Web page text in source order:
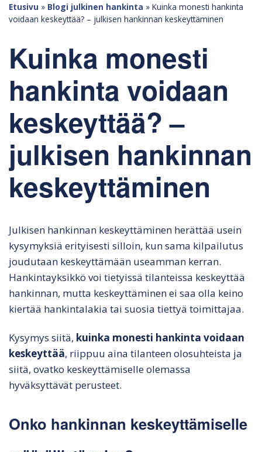
Etusivu » Blogi julkinen hankinta » Kuinka monesti hankinta
voidaan keskeyttää? – julkisen hankinnan keskeyttäminen
Kuinka monesti
hankinta voidaan
keskeyttää? –
julkisen hankinnan
keskeyttäminen
Julkisen hankinnan keskeyttäminen herättää usein
kysymyksiä erityisesti silloin, kun sama kilpailutus
joudutaan keskeyttämään useamman kerran.
Hankintayksikkö voi tietyissä tilanteissa keskeyttää
hankinnan, mutta keskeyttäminen ei saa olla keino
kiertää hankintalakia tai suosia tiettyä toimittajaa.
Kysymys siitä, kuinka monesti hankinta voidaan
keskeyttää, riippuu aina tilanteen olosuhteista ja
siitä, ovatko keskeyttämiselle olemassa
hyväksyttävät perusteet.
Onko hankinnan keskeyttämiselle